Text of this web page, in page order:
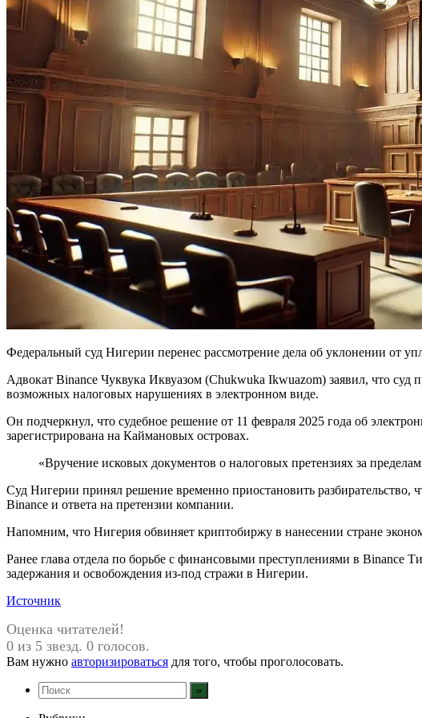
Федеральный суд Нигерии перенес рассмотрение дела об уклонении от
Адвокат Binance Чуквука Иквуазом (Chukwuka Ikwuazom) заявил, что
возможных налоговых нарушениях в электронном виде.
Он подчеркнул, что судебное решение от 11 февраля 2025 года об
зарегистрирована на Каймановых островах.
«Вручение исковых документов о налоговых претензиях за
Суд Нигерии принял решение временно приостановить разбирательство,
Binance и ответа на претензии компании.
Напомним, что Нигерия обвиняет криптобиржу в нанесении стране
Ранее глава отдела по борьбе с финансовыми преступлениями в Binance
задержания и освобождения из-под стражи в Нигерии.
Источник
Оценка читателей!
0 из 5 звезд. 0 голосов.
Вам нужно авторизироваться для того, чтобы проголосовать.